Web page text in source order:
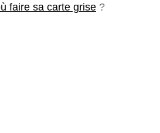
faire sa carte grise ?